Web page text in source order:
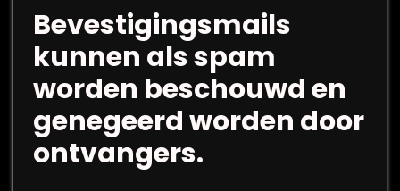
Bevestigingsmails
kunnen als spam
worden beschouwd en
genegeerd worden door
ontvangers.